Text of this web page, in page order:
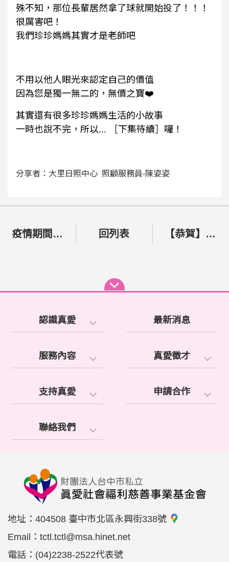
殊不知，那位長輩居然拿了球就開始投了！！！
很厲害吧！
我們珍珍媽媽其實才是老師吧
不用以他人眼光來認定自己的價值
因為您是獨一無二的，無價之寶❤️
其實還有很多珍珍媽媽生活的小故事
一時也說不完，所以... ［下集待續］囉！
分享者：大里日照中心 照顧服務員-陳姿姿
疫情期間志工招募及運用 回列表 【恭賀】社區整合型(A)中心 榮獲第一屆臺中市金照獎 卓越Ａ單位 第１名
認識真愛 最新消息
服務內容 真愛徵才
支持真愛 申請合作
聯絡我們
地址： 404508 臺中市北區永興街338號
Email： tctl.tctl@msa.hinet.net
電話： (04)2238-2522代表號